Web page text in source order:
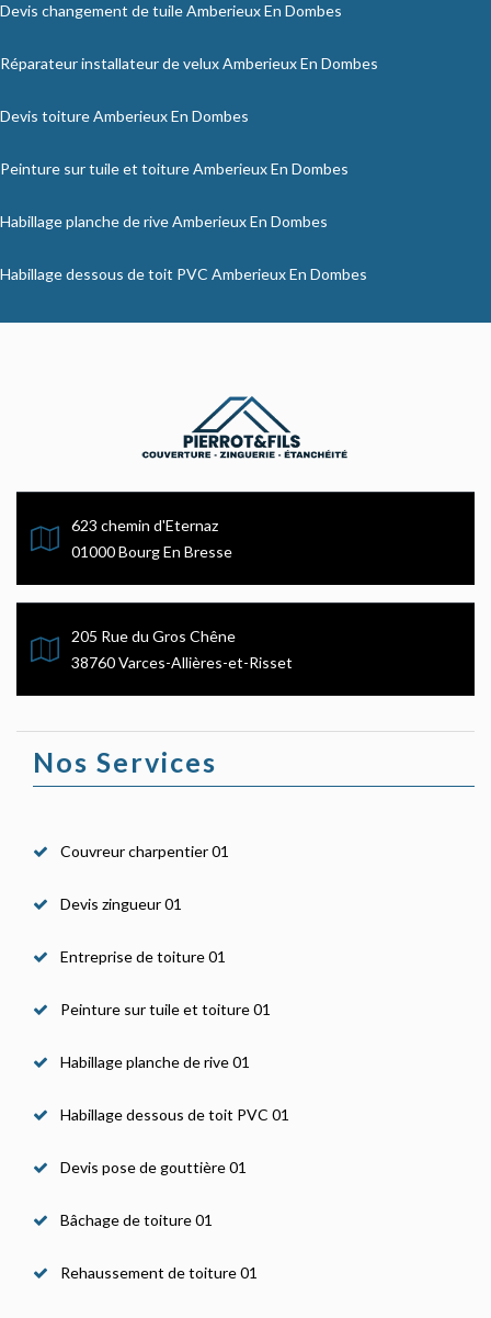
Devis changement de tuile Amberieux En Dombes
Réparateur installateur de velux Amberieux En Dombes
Devis toiture Amberieux En Dombes
Peinture sur tuile et toiture Amberieux En Dombes
Habillage planche de rive Amberieux En Dombes
Habillage dessous de toit PVC Amberieux En Dombes
623 chemin d'Eternaz
01000 Bourg En Bresse
205 Rue du Gros Chêne
38760 Varces-Allières-et-Risset
Nos Services
Couvreur charpentier 01
Devis zingueur 01
Entreprise de toiture 01
Peinture sur tuile et toiture 01
Habillage planche de rive 01
Habillage dessous de toit PVC 01
Devis pose de gouttière 01
Bâchage de toiture 01
Rehaussement de toiture 01